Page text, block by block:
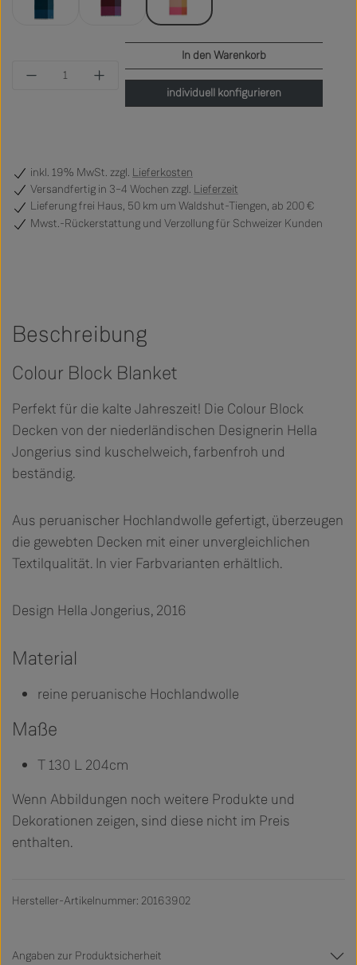
blue / bordeauxpink / beige
Produkt Anzahl: Gib den gewünschten Wert
In den Warenkorb
individuell konfigurieren
inkl. 19% MwSt. zzgl. Lieferkosten
Versandfertig in 3–4 Wochen zzgl. Lieferzeit
Lieferung frei Haus, 50 km um Waldshut-Tiengen, ab 200 €
Mwst.-Rückerstattung und Verzollung für Schweizer Kunden
Beschreibung
Colour Block Blanket
Perfekt für die kalte Jahreszeit! Die Colour Block
Decken von der niederländischen Designerin Hella
Jongerius sind kuschelweich, farbenfroh und
beständig.
Aus peruanischer Hochlandwolle gefertigt, überzeugen
die gewebten Decken mit einer unvergleichlichen
Textilqualität. In vier Farbvarianten erhältlich.
Design Hella Jongerius, 2016
Material
reine peruanische Hochlandwolle
Maße
T 130 L 204cm
Wenn Abbildungen noch weitere Produkte und
Dekorationen zeigen, sind diese nicht im Preis
enthalten.
Hersteller-Artikelnummer: 20163902
Angaben zur Produktsicherheit